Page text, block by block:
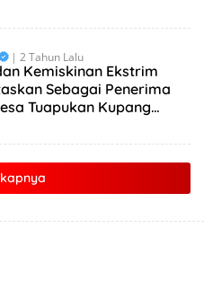
| 2 Tahun Lalu
Kemiskinan Ekstrim
Sebagai Penerima
Tuapukan Kupang